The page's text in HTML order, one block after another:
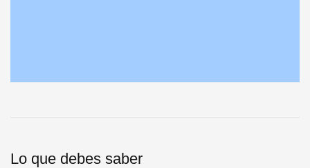
Lo que debes saber